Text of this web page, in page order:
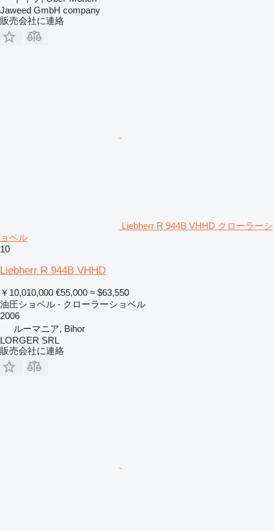
Jaweed GmbH company
販売会社に連絡
Liebherr R 944B VHHD クローラーシ
ョベル
10
Liebherr R 944B VHHD
￥10,010,000 €55,000 ≈ $63,550
油圧ショベル - クローラーショベル
2006
ルーマニア, Bihor
LORGER SRL
販売会社に連絡